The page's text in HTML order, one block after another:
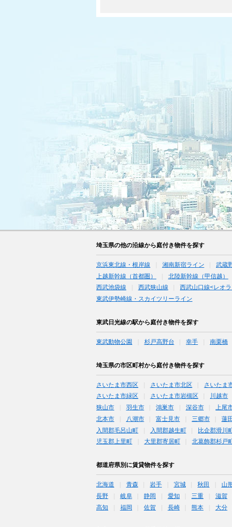
埼玉県の他の沿線から庭付き物件を探す
京浜東北線・根岸線 湘南新宿ライン 武蔵
上越新幹線（首都圏）
北陸新幹線（甲信越）
西武池袋線
西武狭山線 西武山口線<レオ
東武伊勢崎線・スカイツリーライン
東武日光線の駅から庭付き物件を探す
東武動物公園 杉戸高野台 幸手 南栗橋
埼玉県の市区町村から庭付き物件を探す
さいたま市西区 さいたま市北区 さいたま
さいたま市緑区
さいたま市岩槻区 川越市
狭山市
羽生市 鴻巣市 深谷市 上尾
北本市
八潮市 富士見市 三郷市 蓮
入間郡毛呂山町
入間郡越生町 比企郡滑川
児玉郡上里町
大里郡寄居町 北葛飾郡杉戸町
都道府県別に賃貸物件を探す
北海道 青森 岩手 宮城 秋田 山
長野
岐阜 静岡 愛知 三重 滋賀
高知
福岡 佐賀 長崎 熊本 大分